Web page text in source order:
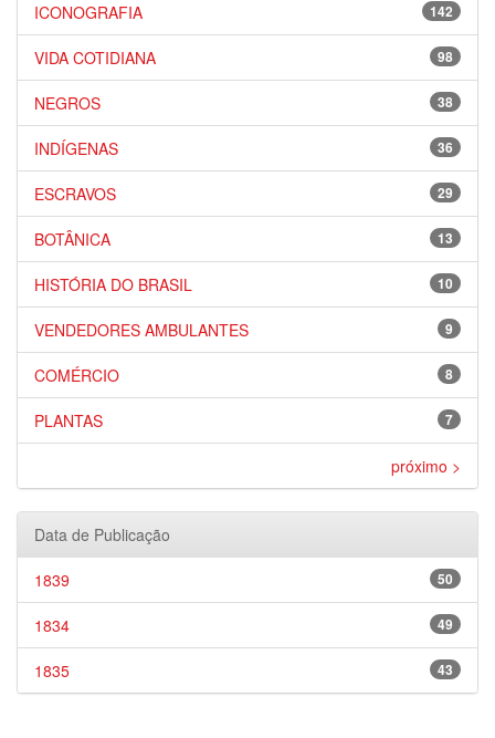
142
ICONOGRAFIA
98
VIDA COTIDIANA
38
NEGROS
36
INDÍGENAS
29
ESCRAVOS
13
BOTÂNICA
10
HISTÓRIA DO BRASIL
9
VENDEDORES AMBULANTES
8
COMÉRCIO
7
PLANTAS
próximo >
Data de Publicação
50
1839
49
1834
43
1835